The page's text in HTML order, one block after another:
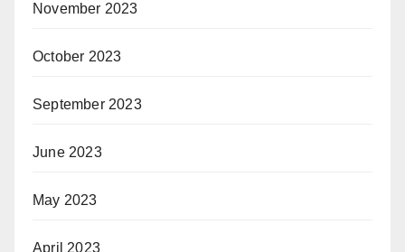
November 2023
October 2023
September 2023
June 2023
May 2023
April 2023